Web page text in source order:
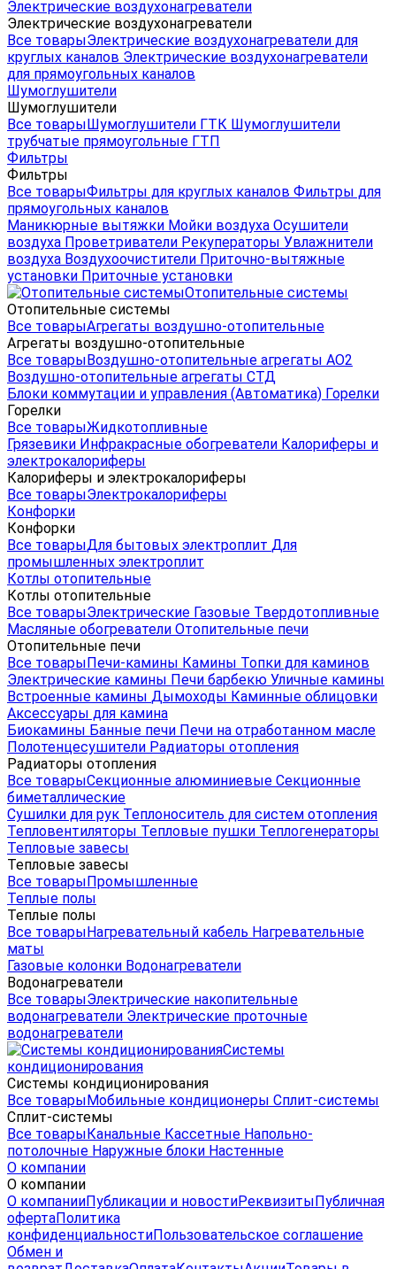
Электрические воздухонагреватели
Электрические воздухонагреватели
Все товарыЭлектрические воздухонагреватели для
круглых каналов Электрические воздухонагреватели
для прямоугольных каналов
Шумоглушители
Шумоглушители
Все товарыШумоглушители ГТК Шумоглушители
трубчатые прямоугольные ГТП
Фильтры
Фильтры
Все товарыФильтры для круглых каналов Фильтры для
прямоугольных каналов
Маникюрные вытяжки Мойки воздуха Осушители
воздуха Проветриватели Рекуператоры Увлажнители
воздуха Воздухоочистители Приточно-вытяжные
установки Приточные установки
Отопительные системы
Отопительные системы
Все товарыАгрегаты воздушно-отопительные
Агрегаты воздушно-отопительные
Все товарыВоздушно-отопительные агрегаты АО2
Воздушно-отопительные агрегаты СТД
Блоки коммутации и управления (Автоматика) Горелки
Горелки
Все товарыЖидкотопливные
Грязевики Инфракрасные обогреватели Калориферы и
электрокалориферы
Калориферы и электрокалориферы
Все товарыЭлектрокалориферы
Конфорки
Конфорки
Все товарыДля бытовых электроплит Для
промышленных электроплит
Котлы отопительные
Котлы отопительные
Все товарыЭлектрические Газовые Твердотопливные
Масляные обогреватели Отопительные печи
Отопительные печи
Все товарыПечи-камины Камины Топки для каминов
Электрические камины Печи барбекю Уличные камины
Встроенные камины Дымоходы Каминные облицовки
Аксессуары для камина
Биокамины Банные печи Печи на отработанном масле
Полотенцесушители Радиаторы отопления
Радиаторы отопления
Все товарыСекционные алюминиевые Секционные
биметаллические
Сушилки для рук Теплоноситель для систем отопления
Тепловентиляторы Тепловые пушки Теплогенераторы
Тепловые завесы
Тепловые завесы
Все товарыПромышленные
Теплые полы
Теплые полы
Все товарыНагревательный кабель Нагревательные
маты
Газовые колонки Водонагреватели
Водонагреватели
Все товарыЭлектрические накопительные
водонагреватели Электрические проточные
водонагреватели
Системы
кондиционирования
Системы кондиционирования
Все товарыМобильные кондиционеры Сплит-системы
Сплит-системы
Все товарыКанальные Кассетные Напольно-
потолочные Наружные блоки Настенные
О компании
О компании
О компанииПубликации и новостиРеквизитыПубличная
офертаПолитика
конфиденциальностиПользовательское соглашение
Обмен и